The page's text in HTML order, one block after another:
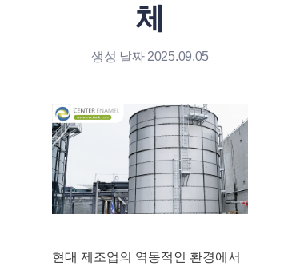
체
생성 날짜 2025.09.05
현대 제조업의 역동적인 환경에서